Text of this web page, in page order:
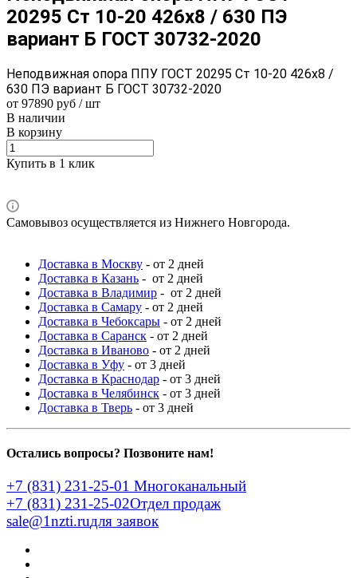
20295 Ст 10-20 426x8 / 630 ПЭ
вариант Б ГОСТ 30732-2020
Неподвижная опора ППУ ГОСТ 20295 Ст 10-20 426x8 /
630 ПЭ вариант Б ГОСТ 30732-2020
от 97890 руб / шт
В наличии
В корзину
Купить в 1 клик
Самовывоз осуществляется из Нижнего Новгорода.
Доставка в Москву - от 2 дней
Доставка в Казань - от 2 дней
Доставка в Владимир - от 2 дней
Доставка в Самару - от 2 дней
Доставка в Чебоксары - от 2 дней
Доставка в Саранск - от 2 дней
Доставка в Иваново - от 2 дней
Доставка в Уфу - от 3 дней
Доставка в Краснодар - от 3 дней
Доставка в Челябинск - от 3 дней
Доставка в Тверь - от 3 дней
Остались вопросы? Позвоните нам!
+7 (831) 231-25-01 Многоканальный
+7 (831) 231-25-02Отдел продаж
sale@1nzti.ruдля заявок